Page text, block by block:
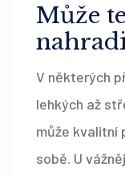
Může
V některých
lehkých až
může kvalitní
sobě. U